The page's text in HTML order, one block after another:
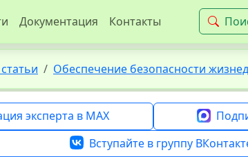
Документация Контакты
Обеспечение безопасности
эксперта в MAX
Вступайте в группу